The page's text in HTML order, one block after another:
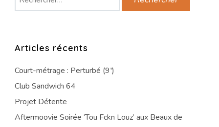
Articles récents
Court-métrage : Perturbé (9′)
Club Sandwich 64
Projet Détente
Aftermoovie Soirée ‘Tou Fckn Louz’ aux Beaux de